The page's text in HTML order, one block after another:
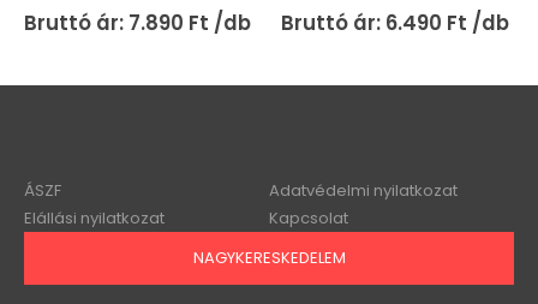
7.890 Ft 6.490 Ft
ÁSZF
Adatvédelmi nyilatkozat
Elállási nyilatkozat
Kapcsolat
NAGYKERESKEDELEM